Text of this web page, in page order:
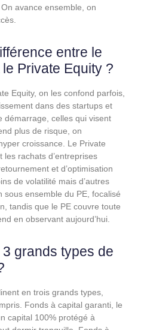
avance ensemble, on
entre le
Private Equity ?
Equity, on les confond parfois,
dans des startups et
démarrage, celles qui visent
plus de risque, on
croissance. Le Private
les rachats d’entreprises
et d’optimisation
de volatilité mais d’autres
sous ensemble du PE, focalisé
tandis que le PE couvre toute
en observant aujourd’hui.
grands types de
en trois grands types,
Fonds à capital garanti, le
capital 100% protégé à